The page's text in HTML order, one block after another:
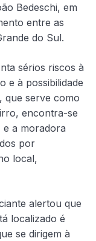
Bedeschi, em
entre as
do Sul.
sérios riscos à
e à possibilidade
que serve como
encontra-se
e a moradora
por
local,
alertou que
localizado é
se dirigem à